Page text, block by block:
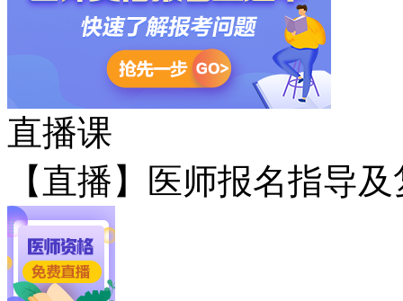
直播课
【直播】医师报名指导